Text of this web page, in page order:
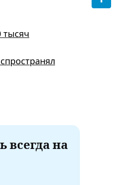
тысяч
на